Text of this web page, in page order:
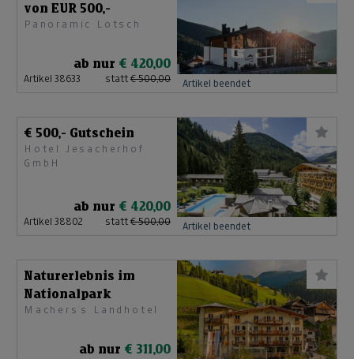
von EUR 500,-
Panoramic Lotsch
ab nur € 420,00
Artikel 38633 statt € 500,00 Artikel beendet
€ 500,- Gutschein
Hotel Jesacherhof
GmbH
ab nur € 420,00
Artikel 38802 statt € 500,00 Artikel beendet
Naturerlebnis im
Nationalpark
Machers´s Landhotel
ab nur € 311,00